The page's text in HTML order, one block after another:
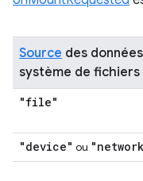
Source des
système de fichiers
"file"
"device" ou